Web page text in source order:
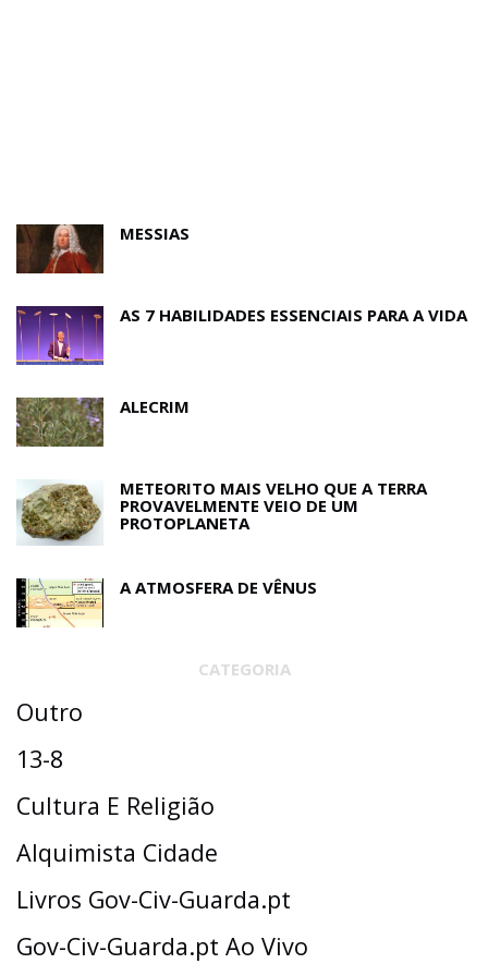
MESSIAS
AS 7 HABILIDADES ESSENCIAIS PARA A VIDA
ALECRIM
METEORITO MAIS VELHO QUE A TERRA
PROVAVELMENTE VEIO DE UM
PROTOPLANETA
A ATMOSFERA DE VÊNUS
CATEGORIA
Outro
13-8
Cultura E Religião
Alquimista Cidade
Livros Gov-Civ-Guarda.pt
Gov-Civ-Guarda.pt Ao Vivo